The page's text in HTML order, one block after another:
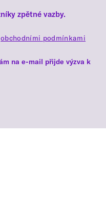
zpětné vazby.
obchodními podmínkami
na e-mail přijde výzva k